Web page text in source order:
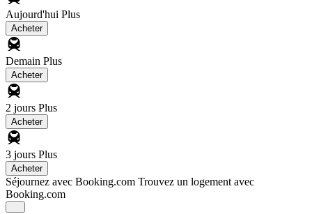
Aujourd'hui Plus
Acheter
Demain Plus
Acheter
2 jours Plus
Acheter
3 jours Plus
Acheter
Séjournez avec Booking.com Trouvez un logement avec
Booking.com